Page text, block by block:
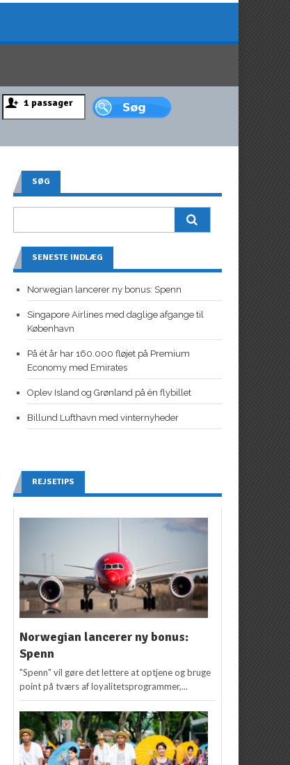
SØG
SENESTE INDLÆG
Norwegian lancerer ny bonus: Spenn
Singapore Airlines med daglige afgange til
København
På ét år har 160.000 fløjet på Premium
Economy med Emirates
Oplev Island og Grønland på én flybillet
Billund Lufthavn med vinternyheder
REJSETIPS
Norwegian lancerer ny bonus:
Spenn
"Spenn" vil gøre det lettere at optjene og bruge
point på tværs af loyalitetsprogrammer,...